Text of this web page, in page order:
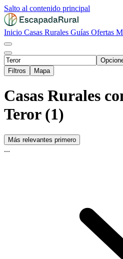
Salto al contenido principal
Inicio Casas Rurales Guías Ofertas
Filtros
Mapa
Casas Rurales
Teror (1)
Más relevantes primero
...